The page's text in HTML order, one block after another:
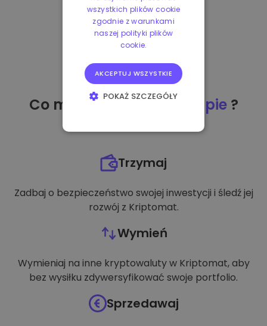
Co mogę zrobićpo zakupie?
Trzymaj
Zadbaj o bezpieczeństwo swojej inwestycji i śledź jej
rozwój z Kriptomat.
Wymień
Wymieniaj na inne kryptowaluty w Kriptomat, aby
bez wysiłku zdywersyfikować swoje portfolio.
Sprzedawaj
wszystkich plików cookie
zgodnie z warunkami
naszej polityki plików
cookie.
AKCEPTUJ WSZYSTKIE
POKAŻ SZCZEGÓŁY
TARGETOWANIE
FUNKCJONALNOŚĆ